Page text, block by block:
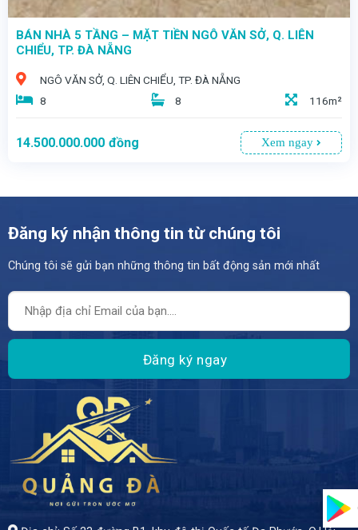
BÁN NHÀ 5 TẦNG – MẶT TIỀN NGÔ VĂN SỞ, Q. LIÊN
CHIỂU, TP. ĐÀ NẴNG
NGÔ VĂN SỞ, Q. LIÊN CHIỂU, TP. ĐÀ NẴNG
8
8 116m²
14.500.000.000 đồng Xem ngay
Đăng ký nhận thông tin từ chúng tôi
Chúng tôi sẽ gửi bạn những thông tin bất động sản mới nhất